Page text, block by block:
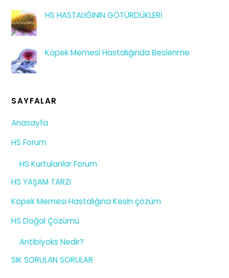
HS HASTALIĞININ GÖTÜRDÜKLERİ
Köpek Memesi Hastalığında Beslenme
SAYFALAR
Anasayfa
HS Forum
HS Kurtulanlar Forum
HS YAŞAM TARZI
Köpek Memesi Hastalığına Kesin çözüm
HS Doğal Çözümü
Antibiyoks Nedir?
SIK SORULAN SORULAR